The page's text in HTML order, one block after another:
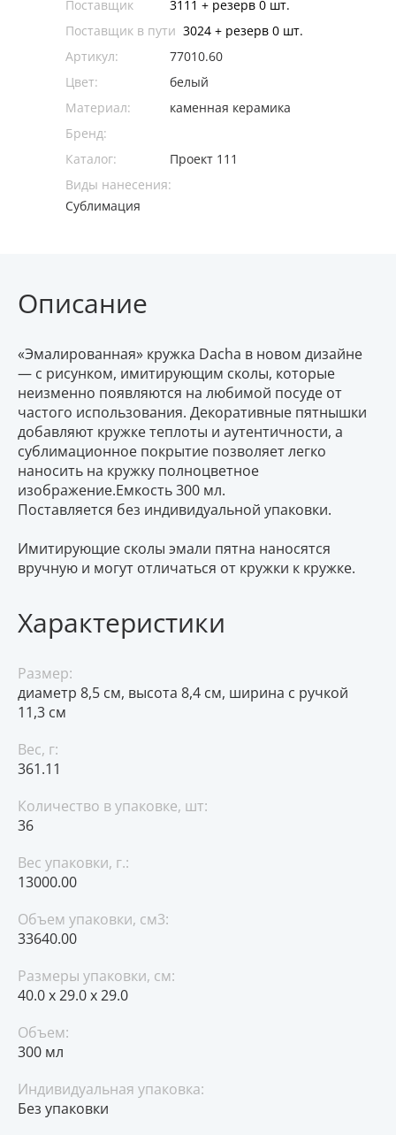
Поставщик
3111 + резерв 0 шт.
Поставщик в пути 3024 + резерв 0 шт.
Артикул:
77010.60
Цвет:
белый
Материал:
каменная керамика
Бренд:
Каталог:
Проект 111
Виды нанесения:
Сублимация
Описание
«Эмалированная» кружка Dacha в новом дизайне
— с рисунком, имитирующим сколы, которые
неизменно появляются на любимой посуде от
частого использования. Декоративные пятнышки
добавляют кружке теплоты и аутентичности, а
сублимационное покрытие позволяет легко
наносить на кружку полноцветное
изображение.Емкость 300 мл.
Поставляется без индивидуальной упаковки.
Имитирующие сколы эмали пятна наносятся
вручную и могут отличаться от кружки к кружке.
Характеристики
Размер:
диаметр 8,5 см, высота 8,4 см, ширина с ручкой
11,3 см
Вес, г:
361.11
Количество в упаковке, шт:
36
Вес упаковки, г.:
13000.00
Объем упаковки, см3:
33640.00
Размеры упаковки, см:
40.0 x 29.0 x 29.0
Объем:
300 мл
Индивидуальная упаковка:
Без упаковки